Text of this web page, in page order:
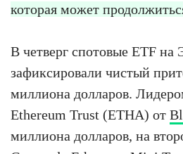
которая может
В четверг спотовые ETF
зафиксировали чистый
миллиона долларов.
Ethereum Trust (ETHA) от
миллиона долларов, на